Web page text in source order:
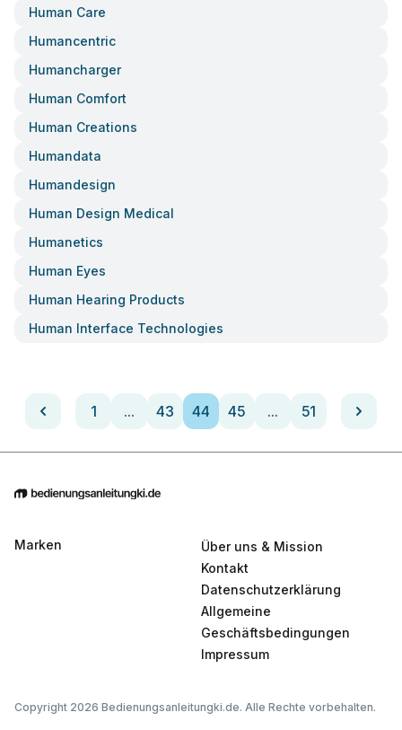
Human Care
Humancentric
Humancharger
Human Comfort
Human Creations
Humandata
Humandesign
Human Design Medical
Humanetics
Human Eyes
Human Hearing Products
Human Interface Technologies
1 ... 43 44 45 ... 51
Marken
Über uns & Mission
Kontakt
Datenschutzerklärung
Allgemeine
Geschäftsbedingungen
Impressum
Copyright 2026 Bedienungsanleitungki.de. Alle Rechte vorbehalten.